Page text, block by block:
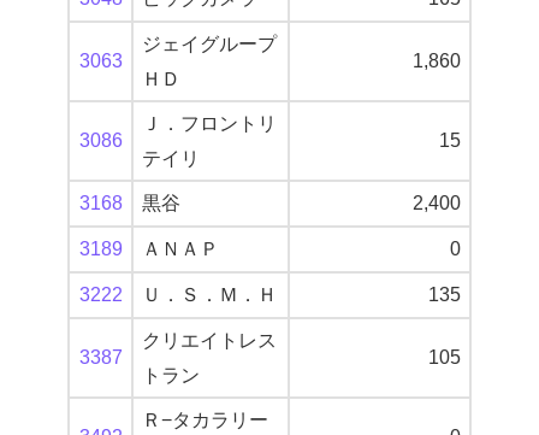
3063
ジェイグループ
ＨＤ
1,860
3086
Ｊ．フロントリ
テイリ
15
3168 黒谷 2,400
3189 ＡＮＡＰ 0
3222 Ｕ．Ｓ．Ｍ．Ｈ 135
3387
クリエイトレス
トラン
105
Ｒ−タカラリー